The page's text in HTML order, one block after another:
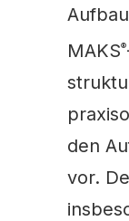
MAKS®
den
vor.